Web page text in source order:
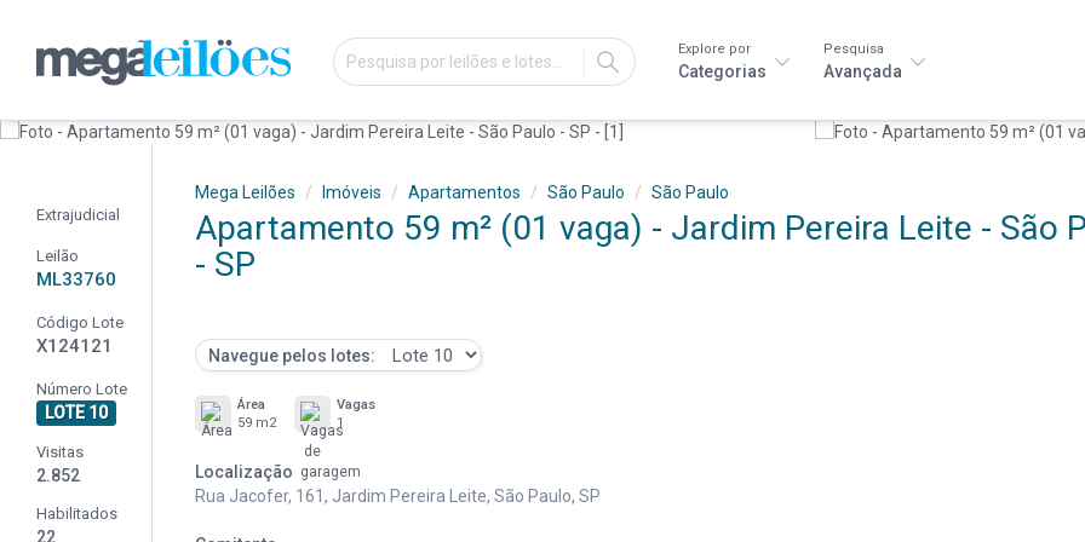
IR
Explore por
Categorias
Pesquisa
Avançada
Extrajudicial
Leilão
ML33760
Código Lote
X124121
Número Lote
LOTE 10
Visitas
2.852
Habilitados
22
Mega Leilões Imóveis Apartamentos São Paulo São Paulo
Apartamento 59 m² (01 vaga) - Jardim Pereira Leite - São
- SP
Navegue pelos lotes:
Área
59 m2
Vagas
1
Localização
Rua Jacofer, 161, Jardim Pereira Leite, São Paulo, SP